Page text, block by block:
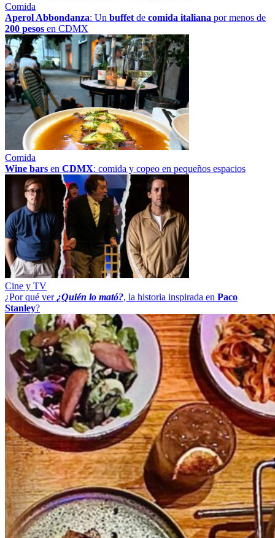
Comida
Aperol Abbondanza: Un buffet de comida italiana por menos de
200 pesos en CDMX
Comida
Wine bars en CDMX: comida y copeo en pequeños espacios
Cine y TV
¿Por qué ver ¿Quién lo mató?, la historia inspirada en Paco
Stanley?